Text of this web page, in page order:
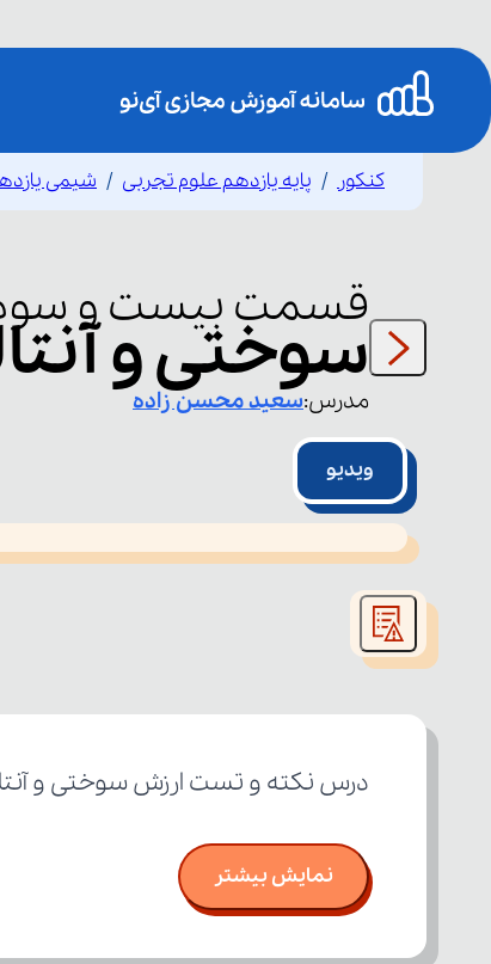
کنکور پایه یازدهم علوم تجربی شیمی
قسمت بیست و
سوختی و
مدرس:سعیدمحسن زاده
ویدیو
This
is
window.
درس نکته و تست ارزش سوختی و
نمایش بیشتر